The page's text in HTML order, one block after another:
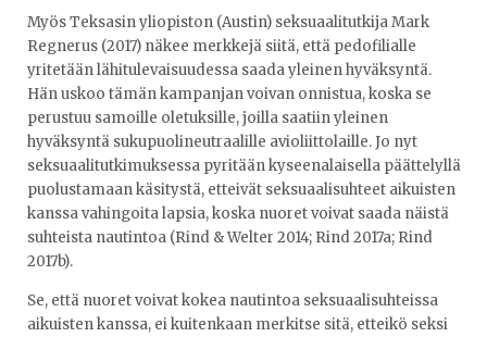
Myös Teksasin yliopiston (Austin) seksuaalitutkija Mark
Regnerus (2017) näkee merkkejä siitä, että pedofilialle
yritetään lähitulevaisuudessa saada yleinen hyväksyntä.
Hän uskoo tämän kampanjan voivan onnistua, koska se
perustuu samoille oletuksille, joilla saatiin yleinen
hyväksyntä sukupuolineutraalille avioliittolaille. Jo nyt
seksuaalitutkimuksessa pyritään kyseenalaisella päättelyllä
puolustamaan käsitystä, etteivät seksuaalisuhteet aikuisten
kanssa vahingoita lapsia, koska nuoret voivat saada näistä
suhteista nautintoa (Rind & Welter 2014; Rind 2017a; Rind
2017b).
Se, että nuoret voivat kokea nautintoa seksuaalisuhteissa
aikuisten kanssa, ei kuitenkaan merkitse sitä, etteikö seksi